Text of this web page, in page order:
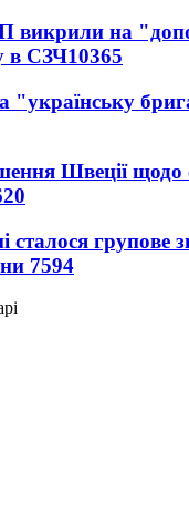
викрили на
в СЗЧ10365
"українську
Швеції щодо
сталося групове
7594